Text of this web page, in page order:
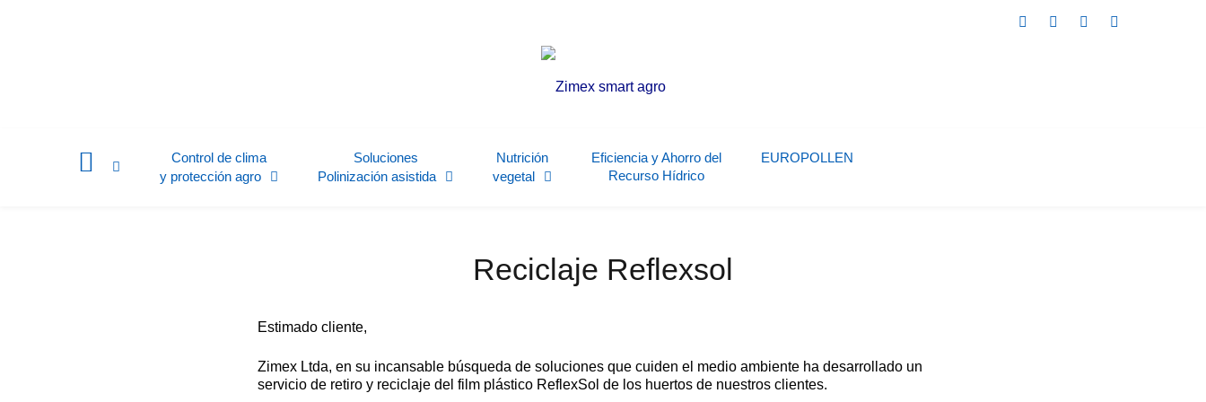
Control de clima
y protección agro
Soluciones
Polinización asistida
Nutrición
vegetal
Eficiencia y Ahorro del
Recurso Hídrico
EUROPOLLEN
Reciclaje Reflexsol
Estimado cliente,
Zimex Ltda, en su incansable búsqueda de soluciones que cuiden el medio ambiente ha desarrollado un
servicio de retiro y reciclaje del film plástico ReflexSol de los huertos de nuestros clientes.